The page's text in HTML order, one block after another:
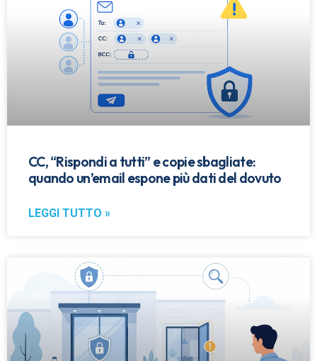
CC, “Rispondi a tutti” e copie sbagliate:
quando un’email espone più dati del dovuto
LEGGI TUTTO »